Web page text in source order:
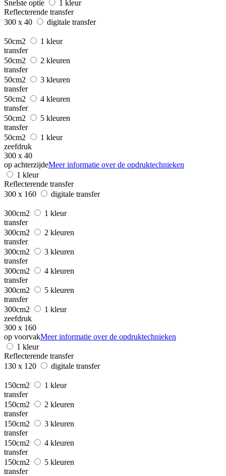
Snelste optie
1 kleur
Reflecterende transfer
300 x 40
digitale transfer
50cm2
1 kleur
transfer
50cm2
2 kleuren
transfer
50cm2
3 kleuren
transfer
50cm2
4 kleuren
transfer
50cm2
5 kleuren
transfer
50cm2
1 kleur
zeefdruk
300 x 40
op achterzijdeMeer informatie over de opdruktechnieken
1 kleur
Reflecterende transfer
300 x 160
digitale transfer
300cm2
1 kleur
transfer
300cm2
2 kleuren
transfer
300cm2
3 kleuren
transfer
300cm2
4 kleuren
transfer
300cm2
5 kleuren
transfer
300cm2
1 kleur
zeefdruk
300 x 160
op voorvakMeer informatie over de opdruktechnieken
1 kleur
Reflecterende transfer
130 x 120
digitale transfer
150cm2
1 kleur
transfer
150cm2
2 kleuren
transfer
150cm2
3 kleuren
transfer
150cm2
4 kleuren
transfer
150cm2
5 kleuren
transfer